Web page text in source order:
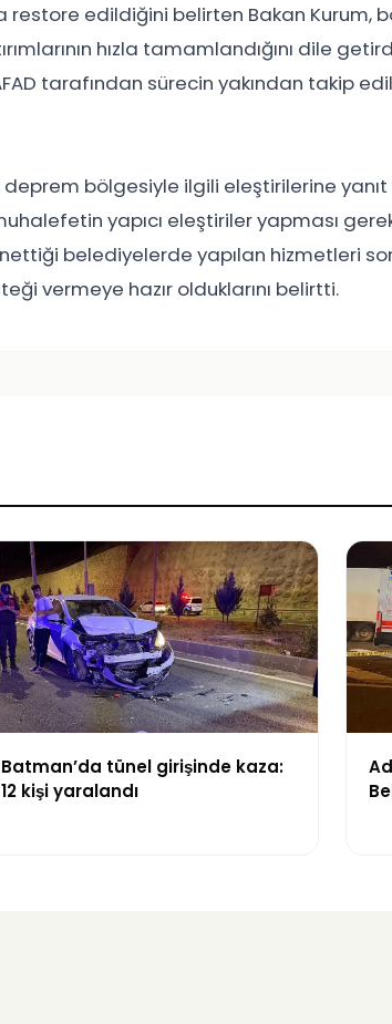
restore edildiğini belirten Bakan Kurum,
hızla tamamlandığını dile
tarafından sürecin yakından takip
bölgesiyle ilgili eleştirilerine yanıt
yapıcı eleştiriler yapması
belediyelerde yapılan hizmetleri
vermeye hazır olduklarını belirtti.
Batman’da tünel girişinde kaza:
12 kişi yaralandı